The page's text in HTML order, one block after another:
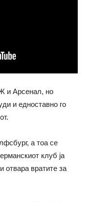
и Арсенал, но
и едноставно го
а тоа се
клуб ја
отвара вратите за